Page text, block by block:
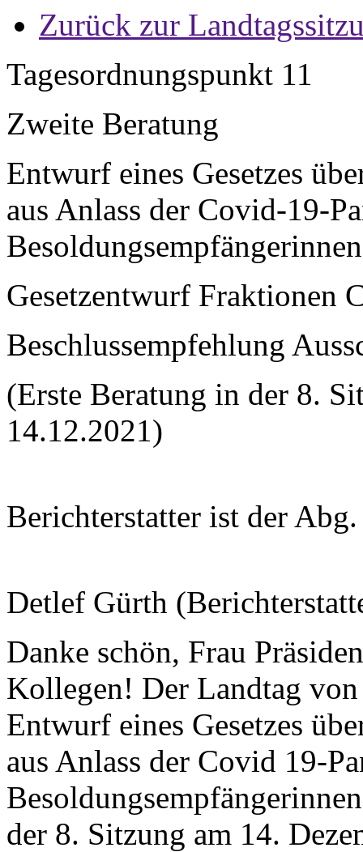
Zurück zur
Tagesordnungspunkt 11
Zweite Beratung
Entwurf eines Gesetzes
aus Anlass der Covid-19-
Gesetzentwurf Fraktionen
Beschlussempfehlung
(Erste Beratung in der 8.
14.12.2021)
Berichterstatter ist der
Detlef Gürth
Danke schön, Frau
Kollegen! Der Landtag
Entwurf eines Gesetzes
aus Anlass der Covid 19-
der 8. Sitzung am 14.